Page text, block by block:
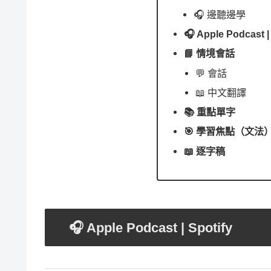
🎧 邊聽邊學
🎧 Apple Podcast
📘 情境會話
💬 會話
📖 中文翻譯
📚 重點單字
🎯 學習焦點（文法）
📖 逐字稿
🎧 Apple Podcast | Spotify